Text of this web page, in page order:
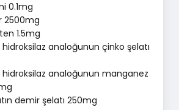
0.1mg
2500mg
1.5mg
analoğunun çinko şelatı
analoğunun manganez
demir şelatı 250mg